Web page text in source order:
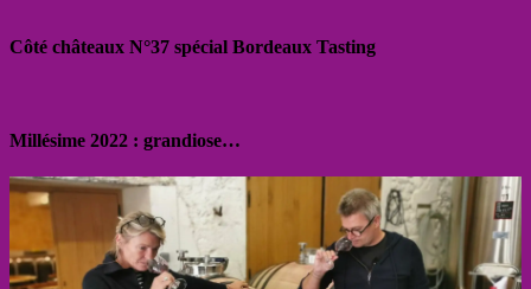
Côté châteaux N°37 spécial Bordeaux Tasting
Millésime 2022 : grandiose…